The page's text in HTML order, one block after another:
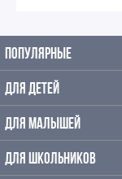
ПОПУЛЯРНЫЕ
ДЛЯ ДЕТЕЙ
ДЛЯ МАЛЫШЕЙ
ДЛЯ ШКОЛЬНИКОВ